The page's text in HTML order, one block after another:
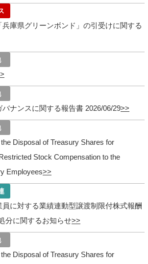
庫県グリーンボンド」の引受けに関する
ナンスに関する報告書 2026/06/29
Disposal of Treasury Shares for
Stock Compensation to the
Employees
に対する業績連動型譲渡制限付株式報酬
分に関するお知らせ
Disposal of Treasury Shares for